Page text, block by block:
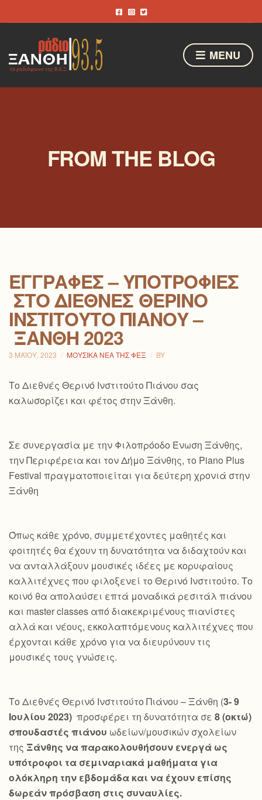
MENU
FROM THE BLOG
ΕΓΓΡΑΦΈΣ – ΥΠΟΤΡΟΦΊΕΣ
ΣΤΟ ΔΙΕΘΝΈΣ ΘΕΡΙΝΌ
ΙΝΣΤΙΤΟΎΤΟ ΠΙΆΝΟΥ –
ΞΆΝΘΗ 2023
3 ΜΑΪ́ΟΥ, 2023 ΜΟΥΣΙΚΆ ΝΈΑ ΤΗΣ ΦΕΞ BY
Το Διεθνές Θερινό Ινστιτούτο Πιάνου σας
καλωσορίζει και φέτος στην Ξάνθη.
Σε συνεργασία με την Φιλοπρόοδο Ένωση Ξάνθης,
την Περιφέρεια και τον Δήμο Ξάνθης, το Piano Plus
Festival πραγματοποιείται για δεύτερη χρονιά στην
Ξάνθη
Όπως κάθε χρόνο, συμμετέχοντες μαθητές και
φοιτητές θα έχουν τη δυνατότητα να διδαχτούν και
να ανταλλάξουν μουσικές ιδέες με κορυφαίους
καλλιτέχνες που φιλοξενεί το Θερινό Ινστιτούτο. Το
κοινό θα απολαύσει επτά μοναδικά ρεσιτάλ πιάνου
και master classes από διακεκριμένους πιανίστες
αλλά και νέους, εκκολαπτόμενους καλλιτέχνες που
έρχονται κάθε χρόνο για να διευρύνουν τις
μουσικές τους γνώσεις.
Το Διεθνές Θερινό Ινστιτούτο Πιάνου – Ξάνθη (3- 9
Ιουλίου 2023) προσφέρει τη δυνατότητα σε 8 (οκτώ)
σπουδαστές πιάνου ωδείων/μουσικών σχολείων
της Ξάνθης να παρακολουθήσουν ενεργά ως
υπότροφοι τα σεμιναριακά μαθήματα για
ολόκληρη την εβδομάδα και να έχουν επίσης
δωρεάν πρόσβαση στις συναυλίες.